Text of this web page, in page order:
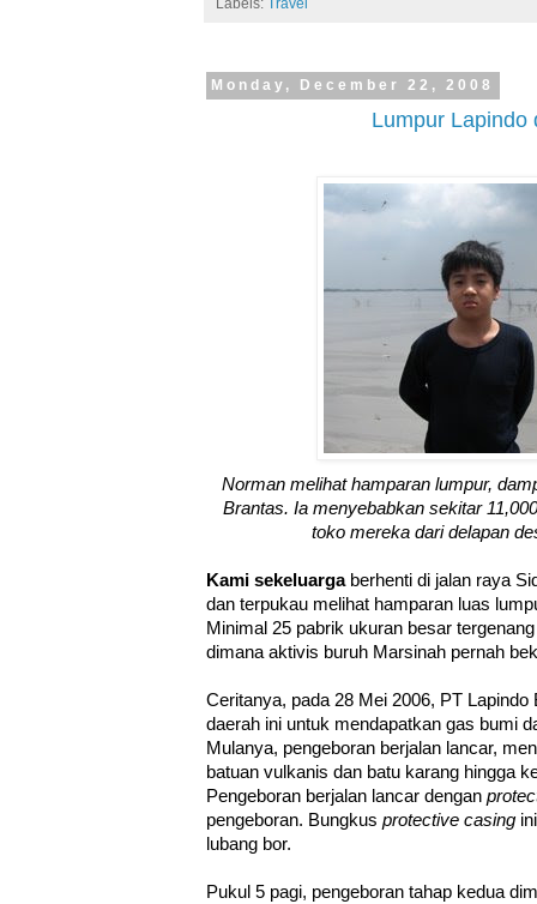
Labels: Travel
Monday, December 22, 2008
Lumpur Lapindo
Norman melihat hamparan lumpur,
Brantas. Ia menyebabkan sekitar
toko mereka dari delapan
Kami sekeluargaberhenti di jalan raya
dan terpukau melihat hamparan luas
Minimal 25 pabrik ukuran besar
dimana aktivis buruh Marsinah pernah
Ceritanya, pada 28 Mei 2006, PT
daerah ini untuk mendapatkan gas bumi
Mulanya, pengeboran berjalan lancar,
batuan vulkanis dan batu karang hingga
Pengeboran berjalan lancar dengan
pengeboran. Bungkus protective casing
lubang bor.
Pukul 5 pagi, pengeboran tahap kedua